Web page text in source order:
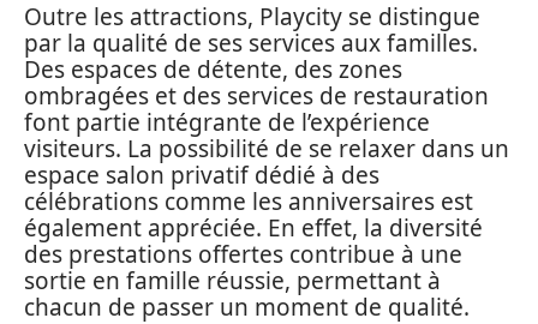
Outre les attractions, Playcity se distingue
par la qualité de ses services aux familles.
Des espaces de détente, des zones
ombragées et des services de restauration
font partie intégrante de l’expérience
visiteurs. La possibilité de se relaxer dans un
espace salon privatif dédié à des
célébrations comme les anniversaires est
également appréciée. En effet, la diversité
des prestations offertes contribue à une
sortie en famille réussie, permettant à
chacun de passer un moment de qualité.